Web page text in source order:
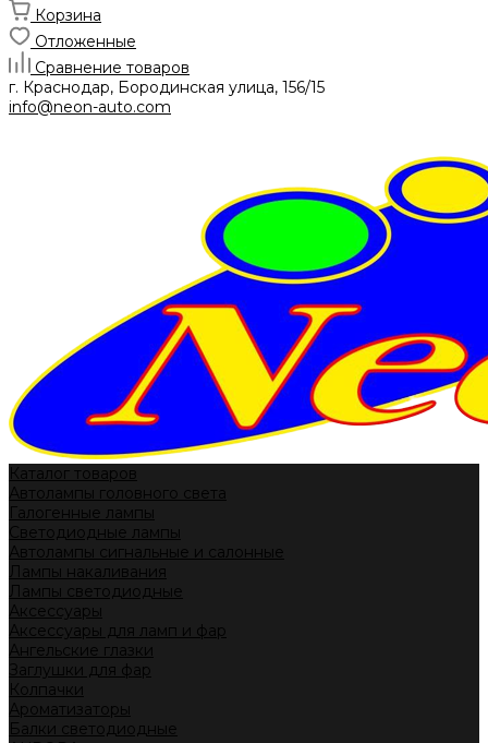
Корзина
Отложенные
Сравнение товаров
г. Краснодар, Бородинская улица, 156/15
info@neon-auto.com
Каталог товаров
Автолампы головного света
Галогенные лампы
Светодиодные лампы
Автолампы сигнальные и салонные
Лампы накаливания
Лампы светодиодные
Аксессуары
Аксессуары для ламп и фар
Ангельские глазки
Заглушки для фар
Колпачки
Ароматизаторы
Балки светодиодные